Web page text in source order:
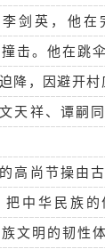
剑英，他在
击。他在跳
降，因避开村
天祥、谭嗣
高尚节操由
把中华民族
文明的韧性